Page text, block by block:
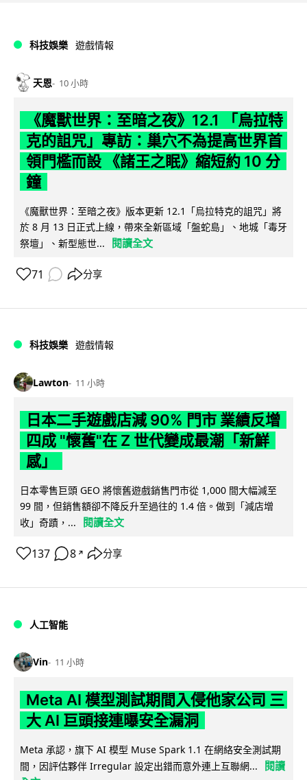
科技娛樂 遊戲情報
天恩 10 小時
《魔獸世界：至暗之夜》12.1 「烏拉特
克的詛咒」專訪：巢穴不為提高世界首
領門檻而設 《諸王之眠》縮短約 10 分
鐘
《魔獸世界：至暗之夜》版本更新 12.1「烏拉特克的詛咒」將
於 8 月 13 日正式上線，帶來全新區域「盤蛇島」、地城「毒牙
祭壇」、新型態世...
閱讀全文
71 分享
科技娛樂 遊戲情報
Lawton 11 小時
日本二手遊戲店減 90% 門市 業績反增
四成 "懷舊"在 Z 世代變成最潮「新鮮
感」
日本零售巨頭 GEO 將懷舊遊戲銷售門市從 1,000 間大幅減至
99 間，但銷售額卻不降反升至過往的 1.4 倍。做到「減店增
收」奇蹟，...
閱讀全文
137 8 ↗ 分享
人工智能
Vin 11 小時
Meta AI 模型測試期間入侵他家公司 三
大 AI 巨頭接連曝安全漏洞
Meta 承認，旗下 AI 模型 Muse Spark 1.1 在網絡安全測試期
間，因評估夥伴 Irregular 設定出錯而意外連上互聯網...
閱讀